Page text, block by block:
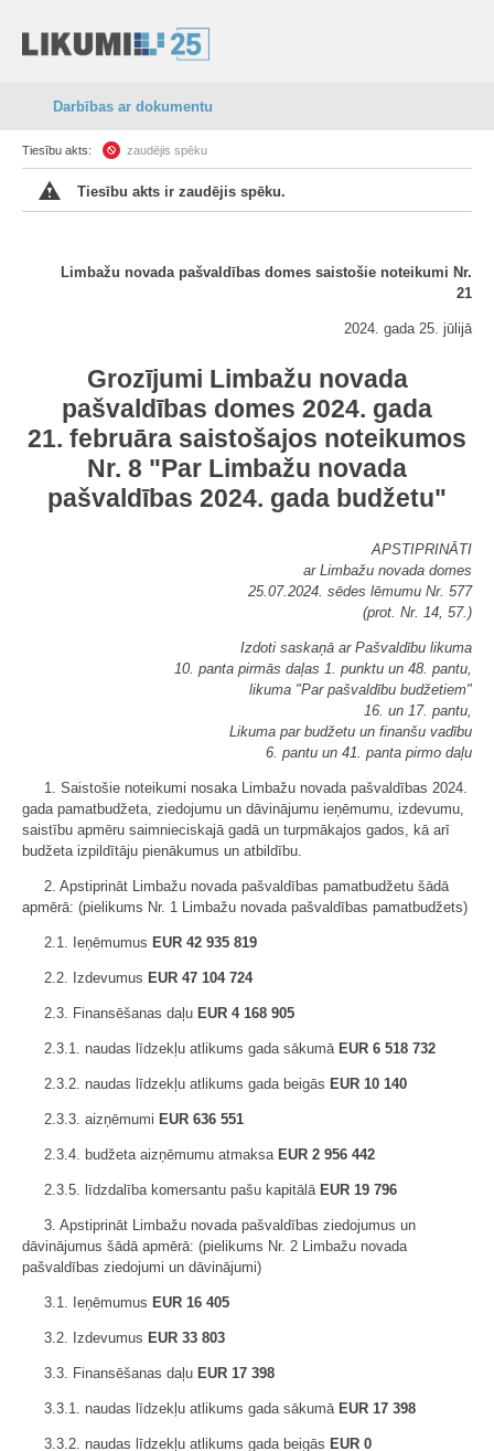
Darbības ar dokumentu
Tiesību akts: zaudējis spēku
Tiesību akts ir zaudējis spēku.
Limbažu novada pašvaldības domes saistošie noteikumi Nr.
21
2024. gada 25. jūlijā
Grozījumi Limbažu novada
pašvaldības domes 2024. gada
21. februāra saistošajos noteikumos
Nr. 8 "Par Limbažu novada
pašvaldības 2024. gada budžetu"
APSTIPRINĀTI
ar Limbažu novada domes
25.07.2024. sēdes lēmumu Nr. 577
(prot. Nr. 14, 57.)
Izdoti saskaņā ar Pašvaldību likuma
10. panta pirmās daļas 1. punktu un 48. pantu,
likuma "Par pašvaldību budžetiem"
16. un 17. pantu,
Likuma par budžetu un finanšu vadību
6. pantu un 41. panta pirmo daļu
1. Saistošie noteikumi nosaka Limbažu novada pašvaldības 2024.
gada pamatbudžeta, ziedojumu un dāvinājumu ieņēmumu, izdevumu,
saistību apmēru saimnieciskajā gadā un turpmākajos gados, kā arī
budžeta izpildītāju pienākumus un atbildību.
2. Apstiprināt Limbažu novada pašvaldības pamatbudžetu šādā
apmērā: (pielikums Nr. 1 Limbažu novada pašvaldības pamatbudžets)
2.1. Ieņēmumus EUR 42 935 819
2.2. Izdevumus EUR 47 104 724
2.3. Finansēšanas daļu EUR 4 168 905
2.3.1. naudas līdzekļu atlikums gada sākumā EUR 6 518 732
2.3.2. naudas līdzekļu atlikums gada beigās EUR 10 140
2.3.3. aizņēmumi EUR 636 551
2.3.4. budžeta aizņēmumu atmaksa EUR 2 956 442
2.3.5. līdzdalība komersantu pašu kapitālā EUR 19 796
3. Apstiprināt Limbažu novada pašvaldības ziedojumus un
dāvinājumus šādā apmērā: (pielikums Nr. 2 Limbažu novada
pašvaldības ziedojumi un dāvinājumi)
3.1. Ieņēmumus EUR 16 405
3.2. Izdevumus EUR 33 803
3.3. Finansēšanas daļu EUR 17 398
3.3.1. naudas līdzekļu atlikums gada sākumā EUR 17 398
3.3.2. naudas līdzekļu atlikums gada beigās EUR 0